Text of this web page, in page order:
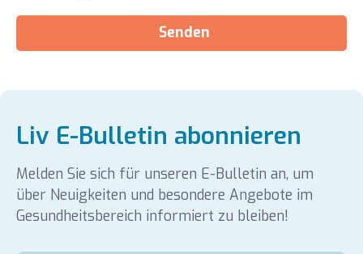
Senden
Liv E-Bulletin abonnieren
Melden Sie sich für unseren E-Bulletin an, um
über Neuigkeiten und besondere Angebote im
Gesundheitsbereich informiert zu bleiben!